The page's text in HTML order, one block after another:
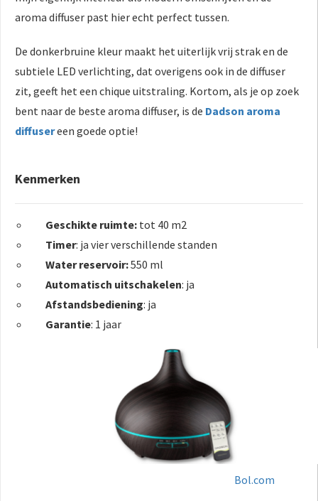
aroma diffuser past hier echt perfect tussen.
De donkerbruine kleur maakt het uiterlijk vrij strak en de
subtiele LED verlichting, dat overigens ook in de diffuser
zit, geeft het een chique uitstraling. Kortom, als je op zoek
bent naar de beste aroma diffuser, is de Dadson aroma
diffusereen goede optie!
Kenmerken
Geschikte ruimte: tot 40 m2
Timer: ja vier verschillende standen
Water reservoir:550 ml
Automatisch uitschakelen: ja
Afstandsbediening: ja
Garantie: 1 jaar
Bol.com